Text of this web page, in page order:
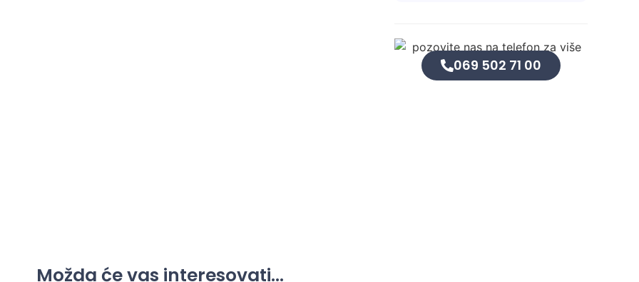
069 502 71 00
Možda će vas interesovati...